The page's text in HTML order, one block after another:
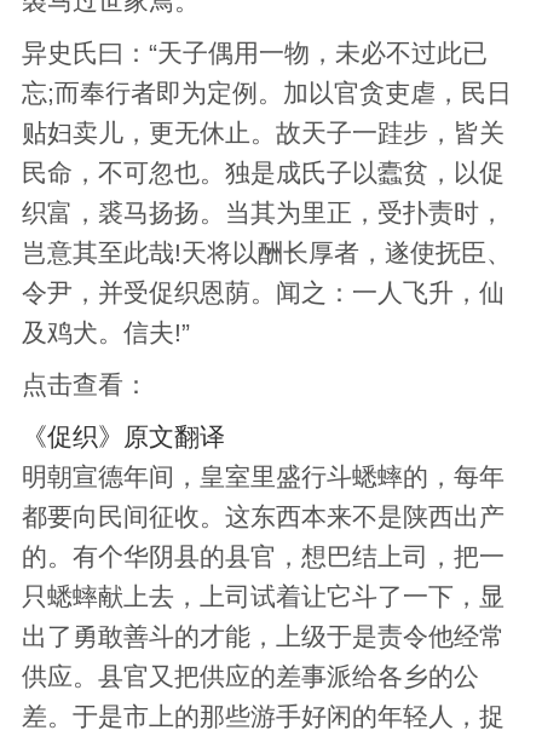
异史氏曰：“天子偶用一物，未必不过此已
忘;而奉行者即为定例。加以官贪吏虐，民日
贴妇卖儿，更无休止。故天子一跬步，皆关
民命，不可忽也。独是成氏子以蠹贫，以促
织富，裘马扬扬。当其为里正，受扑责时，
岂意其至此哉!天将以酬长厚者，遂使抚臣、
令尹，并受促织恩荫。闻之：一人飞升，仙
及鸡犬。信夫!”
点击查看：
《促织》原文翻译
明朝宣德年间，皇室里盛行斗蟋蟀的，每年
都要向民间征收。这东西本来不是陕西出产
的。有个华阴县的县官，想巴结上司，把一
只蟋蟀献上去，上司试着让它斗了一下，显
出了勇敢善斗的才能，上级于是责令他经常
供应。县官又把供应的差事派给各乡的公
差。于是市上的那些游手好闲的年轻人，捉